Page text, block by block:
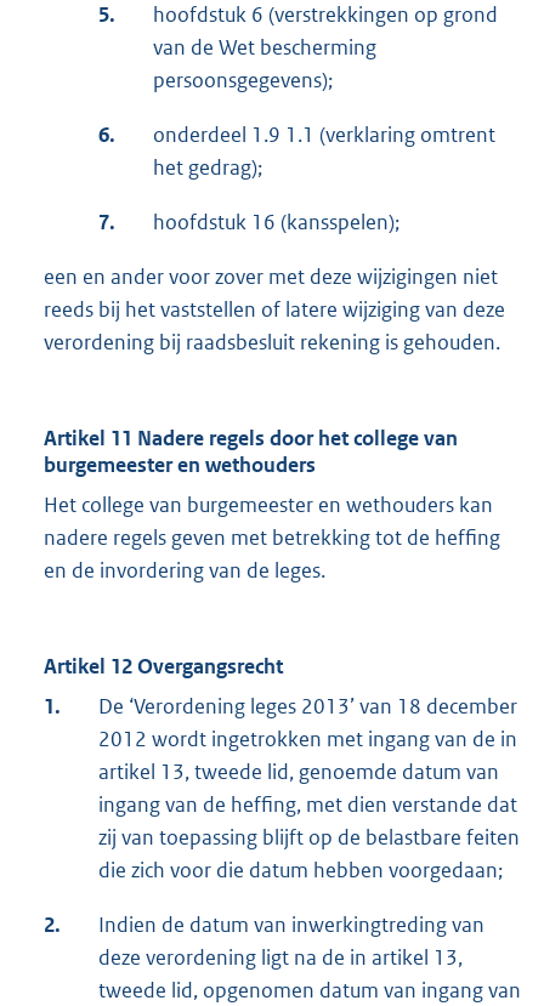
5.
hoofdstuk 6 (verstrekkingen op grond
van de Wet bescherming
persoonsgegevens);
6.
onderdeel 1.9 1.1 (verklaring omtrent
het gedrag);
7. hoofdstuk 16 (kansspelen);
een en ander voor zover met deze wijzigingen niet
reeds bij het vaststellen of latere wijziging van deze
verordening bij raadsbesluit rekening is gehouden.
Artikel 11 Nadere regels door het college van
burgemeester en wethouders
Het college van burgemeester en wethouders kan
nadere regels geven met betrekking tot de heffing
en de invordering van de leges.
Artikel 12 Overgangsrecht
1.
De ‘Verordening leges 2013’ van 18 december
2012 wordt ingetrokken met ingang van de in
artikel 13, tweede lid, genoemde datum van
ingang van de heffing, met dien verstande dat
zij van toepassing blijft op de belastbare feiten
die zich voor die datum hebben voorgedaan;
2.
Indien de datum van inwerkingtreding van
deze verordening ligt na de in artikel 13,
tweede lid, opgenomen datum van ingang van